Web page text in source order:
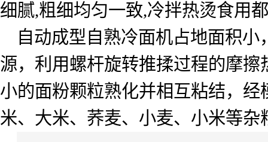
细腻,粗细均匀一致,冷拌热烫食用
自动成型自熟冷面机占地面积
源，利用螺杆旋转推揉过程的摩
小的面粉颗粒熟化并相互粘结，
米、大米、荞麦、小麦、小米等